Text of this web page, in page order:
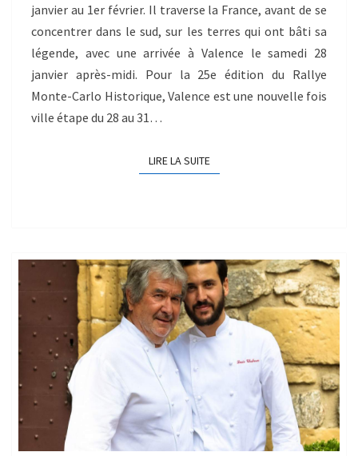
janvier au 1er février. Il traverse la France, avant de se
concentrer dans le sud, sur les terres qui ont bâti sa
légende, avec une arrivée à Valence le samedi 28
janvier après-midi. Pour la 25e édition du Rallye
Monte-Carlo Historique, Valence est une nouvelle fois
ville étape du 28 au 31…
LIRE LA SUITE